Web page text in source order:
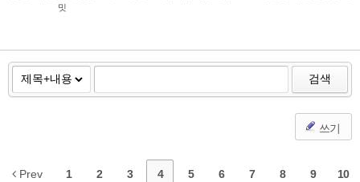
밋
검색
쓰기
Prev 1 2 3 4 5 6 7 8 9 10